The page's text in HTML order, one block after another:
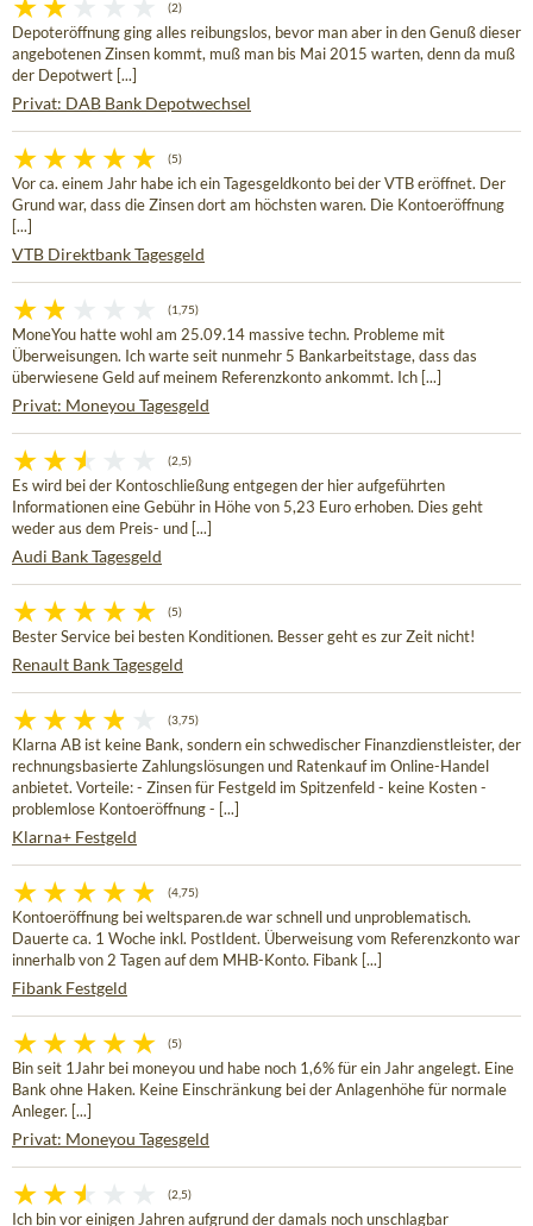
(2)
Depoteröffnung ging alles reibungslos, bevor man aber in den Genuß dieser
angebotenen Zinsen kommt, muß man bis Mai 2015 warten, denn da muß
der Depotwert [...]
Privat: DAB Bank Depotwechsel
(5)
Vor ca. einem Jahr habe ich ein Tagesgeldkonto bei der VTB eröffnet. Der
Grund war, dass die Zinsen dort am höchsten waren. Die Kontoeröffnung
[...]
VTB Direktbank Tagesgeld
(1,75)
MoneYou hatte wohl am 25.09.14 massive techn. Probleme mit
Überweisungen. Ich warte seit nunmehr 5 Bankarbeitstage, dass das
überwiesene Geld auf meinem Referenzkonto ankommt. Ich [...]
Privat: Moneyou Tagesgeld
(2,5)
Es wird bei der Kontoschließung entgegen der hier aufgeführten
Informationen eine Gebühr in Höhe von 5,23 Euro erhoben. Dies geht
weder aus dem Preis- und [...]
Audi Bank Tagesgeld
(5)
Bester Service bei besten Konditionen. Besser geht es zur Zeit nicht!
Renault Bank Tagesgeld
(3,75)
Klarna AB ist keine Bank, sondern ein schwedischer Finanzdienstleister, der
rechnungsbasierte Zahlungslösungen und Ratenkauf im Online-Handel
anbietet. Vorteile: - Zinsen für Festgeld im Spitzenfeld - keine Kosten -
problemlose Kontoeröffnung - [...]
Klarna+ Festgeld
(4,75)
Kontoeröffnung bei weltsparen.de war schnell und unproblematisch.
Dauerte ca. 1 Woche inkl. PostIdent. Überweisung vom Referenzkonto war
innerhalb von 2 Tagen auf dem MHB-Konto. Fibank [...]
Fibank Festgeld
(5)
Bin seit 1Jahr bei moneyou und habe noch 1,6% für ein Jahr angelegt. Eine
Bank ohne Haken. Keine Einschränkung bei der Anlagenhöhe für normale
Anleger. [...]
Privat: Moneyou Tagesgeld
(2,5)
Ich bin vor einigen Jahren aufgrund der damals noch unschlagbar